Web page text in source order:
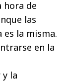
hora de
las
es la misma.
en la
la